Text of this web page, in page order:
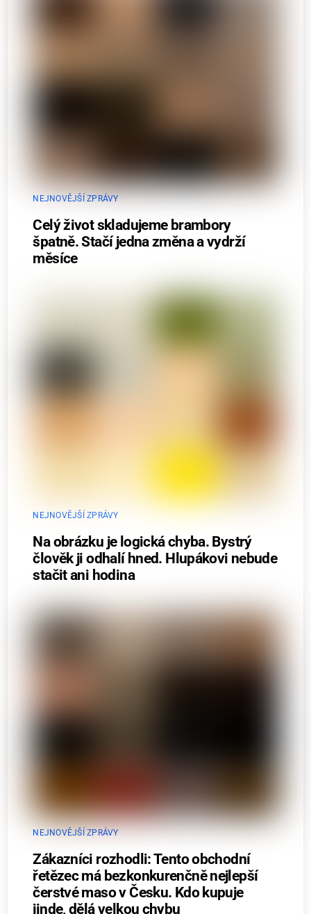
NEJNOVĚJŠÍ ZPRÁVY
Celý život skladujeme brambory
špatně. Stačí jedna změna a vydrží
měsíce
NEJNOVĚJŠÍ ZPRÁVY
Na obrázku je logická chyba. Bystrý
člověk ji odhalí hned. Hlupákovi nebude
stačit ani hodina
NEJNOVĚJŠÍ ZPRÁVY
Zákazníci rozhodli: Tento obchodní
řetězec má bezkonkurenčně nejlepší
čerstvé maso v Česku. Kdo kupuje
jinde, dělá velkou chybu